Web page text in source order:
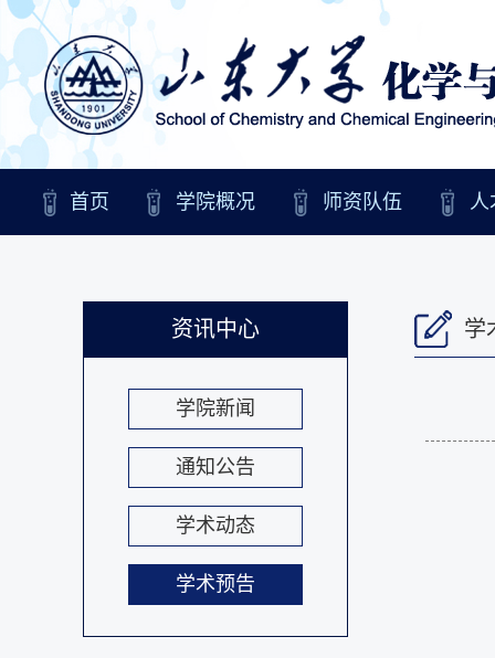
首页 学院概况 师资队伍 人
资讯中心
学院新闻
通知公告
学术动态
学术预告
学